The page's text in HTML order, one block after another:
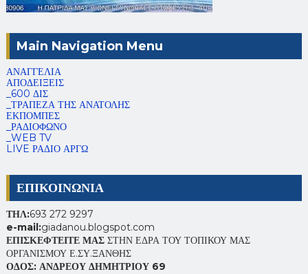
Main Navigation Menu
ΑΝΑΓΓΕΛΙΑ
ΑΠΟΔΕΙΞΕΙΣ
_600 ΔΙΣ
_ΤΡΑΠΕΖΑ ΤΗΣ ΑΝΑΤΟΛΗΣ
ΕΚΠΟΜΠΕΣ
_ΡΑΔΙΟΦΩΝΟ
_WEB TV
LIVE ΡΑΔΙΟ ΑΡΓΩ
ΕΠΙΚΟΙΝΩΝΙΑ
ΤΗΛ:693 272 9297
e-mail:giadanou.blogspot.com
ΕΠΙΣΚΕΦΤΕΙΤΕ ΜΑΣΣΤΗΝ ΕΔΡΑ ΤΟΥ ΤΟΠΙΚΟΥ ΜΑΣ
ΟΡΓΑΝΙΣΜΟΥ Ε.ΣΥ.ΞΑΝΘΗΣ
ΟΔΟΣ: ΑΝΔΡΕΟΥ ΔΗΜΗΤΡΙΟΥ 69